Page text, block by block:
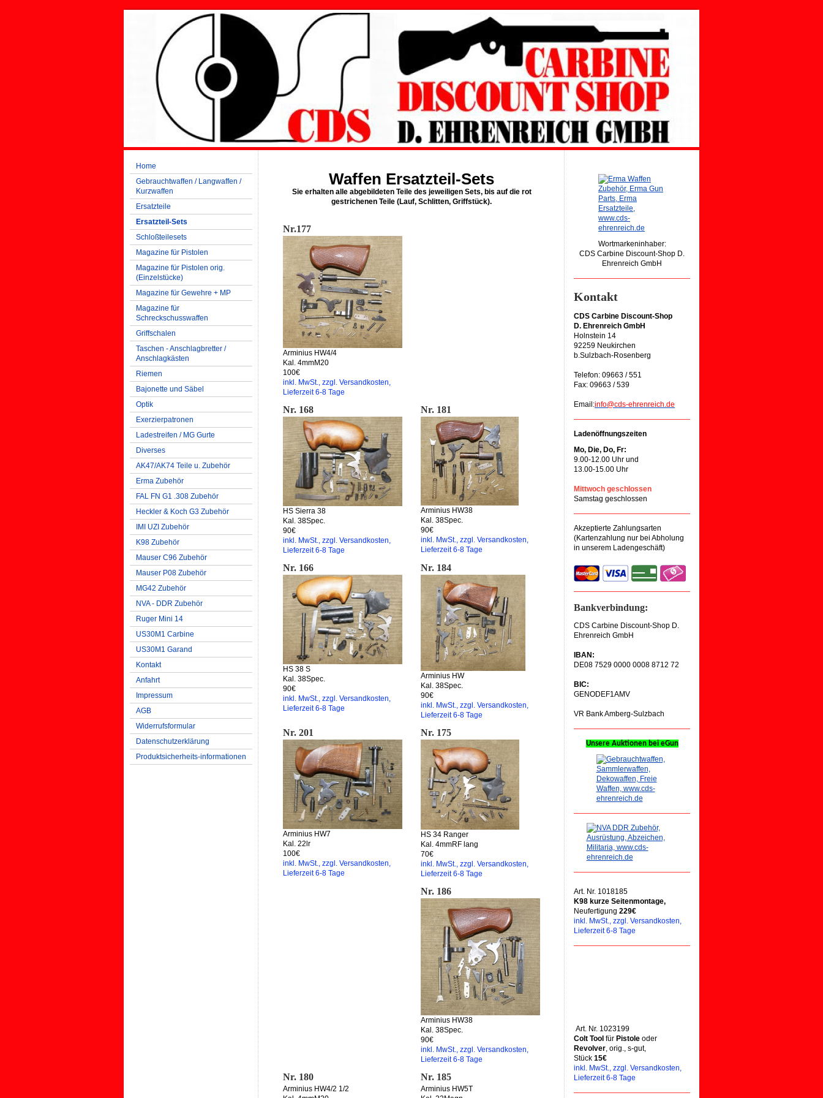
Home
Gebrauchtwaffen / Langwaffen /
Kurzwaffen
Ersatzteile
Ersatzteil-Sets
Schloßteilesets
Magazine für Pistolen
Magazine für Pistolen orig.
(Einzelstücke)
Magazine für Gewehre + MP
Magazine für
Schreckschusswaffen
Griffschalen
Taschen - Anschlagbretter /
Anschlagkästen
Riemen
Bajonette und Säbel
Optik
Exerzierpatronen
Ladestreifen / MG Gurte
Diverses
AK47/AK74 Teile u. Zubehör
Erma Zubehör
FAL FN G1 .308 Zubehör
Heckler & Koch G3 Zubehör
IMI UZI Zubehör
K98 Zubehör
Mauser C96 Zubehör
Mauser P08 Zubehör
MG42 Zubehör
NVA - DDR Zubehör
Ruger Mini 14
US30M1 Carbine
US30M1 Garand
Kontakt
Anfahrt
Impressum
AGB
Widerrufsformular
Datenschutzerklärung
Produktsicherheits-informationen
Waffen Ersatzteil-Sets
Sie erhalten alle abgebildeten Teile des jeweiligen Sets, bis auf die rot
gestrichenen Teile (Lauf, Schlitten, Griffstück).
Nr.177
Arminius HW4/4
Kal. 4mmM20
100€
inkl. MwSt., zzgl. Versandkosten,
Lieferzeit 6-8 Tage
Nr. 168
HS Sierra 38
Kal. 38Spec.
90€
inkl. MwSt., zzgl. Versandkosten,
Lieferzeit 6-8 Tage
Nr. 181
Arminius HW38
Kal. 38Spec.
90€
inkl. MwSt., zzgl. Versandkosten,
Lieferzeit 6-8 Tage
Nr. 166
HS 38 S
Kal. 38Spec.
90€
inkl. MwSt., zzgl. Versandkosten,
Lieferzeit 6-8 Tage
Nr. 184
Arminius HW
Kal. 38Spec.
90€
inkl. MwSt., zzgl. Versandkosten,
Lieferzeit 6-8 Tage
Nr. 201
Arminius HW7
Kal. 22lr
100€
inkl. MwSt., zzgl. Versandkosten,
Lieferzeit 6-8 Tage
Nr. 175
HS 34 Ranger
Kal. 4mmRF lang
70€
inkl. MwSt., zzgl. Versandkosten,
Lieferzeit 6-8 Tage
Nr. 186
Arminius HW38
Kal. 38Spec.
90€
inkl. MwSt., zzgl. Versandkosten,
Lieferzeit 6-8 Tage
Nr. 180
Arminius HW4/2 1/2
Nr. 185
Arminius HW5T
Wortmarkeninhaber:
CDS Carbine Discount-Shop D.
Ehrenreich GmbH
Kontakt
CDS Carbine Discount-Shop
D. Ehrenreich GmbH
Holnstein 14
92259 Neukirchen
b.Sulzbach-Rosenberg
Telefon: 09663 / 551
Fax: 09663 / 539
Email:info@cds-ehrenreich.de
Ladenöffnungszeiten
Mo, Die, Do, Fr:
9.00-12.00 Uhr und
13.00-15.00 Uhr
Mittwoch geschlossen
Samstag geschlossen
Akzeptierte Zahlungsarten
(Kartenzahlung nur bei Abholung
in unserem Ladengeschäft)
Bankverbindung:
CDS Carbine Discount-Shop D.
Ehrenreich GmbH
IBAN:
DE08 7529 0000 0008 8712 72
BIC:
GENODEF1AMV
VR Bank Amberg-Sulzbach
Unsere Auktionen bei eGun
Art. Nr. 1018185
K98 kurze Seitenmontage,
Neufertigung 229€
inkl. MwSt., zzgl. Versandkosten,
Lieferzeit 6-8 Tage
Art. Nr. 1023199
Colt Tool für Pistole oder
Revolver, orig., s-gut,
Stück 15€
inkl. MwSt., zzgl. Versandkosten,
Lieferzeit 6-8 Tage